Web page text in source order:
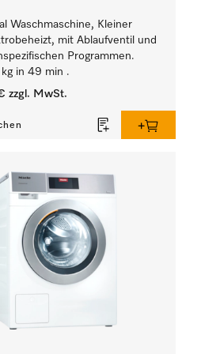
Waschmaschine, Kleiner
mit Ablaufventil und
Programmen.
in 49 min .
zzgl. MwSt.